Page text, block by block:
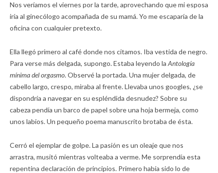
Nos veríamos el viernes por la tarde, aprovechando que mi esposa
iría al ginecólogo acompañada de su mamá. Yo me escaparía de la
oficina con cualquier pretexto.
Ella llegó primero al café donde nos citamos. Iba vestida de negro.
Para verse más delgada, supongo. Estaba leyendo la Antología
mínima del orgasmo. Observé la portada. Una mujer delgada, de
cabello largo, crespo, miraba al frente. Llevaba unos googles, ¿se
dispondría a navegar en su espléndida desnudez? Sobre su
cabeza pendía un barco de papel sobre una hoja bermeja, como
unos labios. Un pequeño poema manuscrito brotaba de ésta.
Cerró el ejemplar de golpe. La pasión es un oleaje que nos
arrastra, musitó mientras volteaba a verme. Me sorprendía esta
repentina declaración de principios. Primero había sido lo de